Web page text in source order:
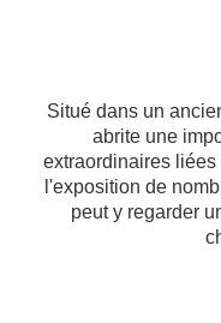
Situé dans un
abrite une
extraordinaires
l'exposition de
peut y regarder